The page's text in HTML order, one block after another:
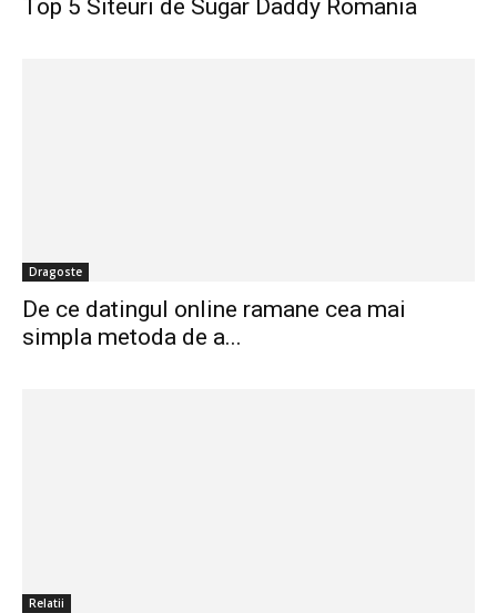
Top 5 Siteuri de Sugar Daddy Romania
Dragoste
De ce datingul online ramane cea mai
simpla metoda de a...
Relatii